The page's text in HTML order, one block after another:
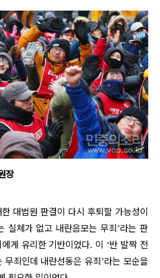
장
대법원 판결이 다시 후퇴할 가능성이
실체가 없고 내란음모는 무죄 ’라는 판
게 유리한 기반이었다. 이 ‘반 발짝 전
무죄인데 내란선동은 유죄 ’라는 모순을